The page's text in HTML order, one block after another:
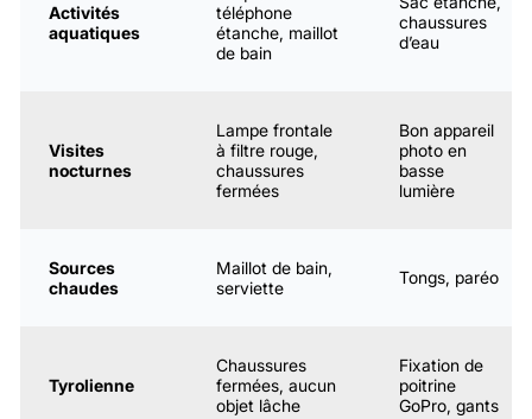
Activités
aquatiques
téléphone
étanche, maillot
de bain
chaussures
d’eau
Visites
nocturnes
Lampe frontale
à filtre rouge,
chaussures
fermées
Bon appareil
photo en
basse
lumière
Sources
chaudes
Maillot de bain,
serviette
Tongs, paréo
Tyrolienne
Chaussures
fermées, aucun
objet lâche
Fixation de
poitrine
GoPro, gants